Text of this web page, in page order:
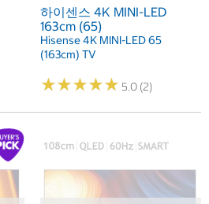
하이센스 4K MINI-LED
163cm (65)
Hisense 4K MINI-LED 65
(163cm) TV
★★★★★
★★★★★ 5.0 (2)